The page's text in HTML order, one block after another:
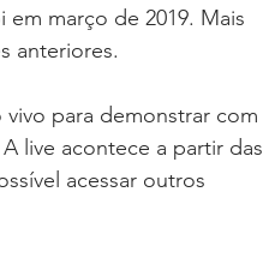
março de 2019. Mais
anteriores.
vivo para demonstrar com
live acontece a partir das
acessar outros